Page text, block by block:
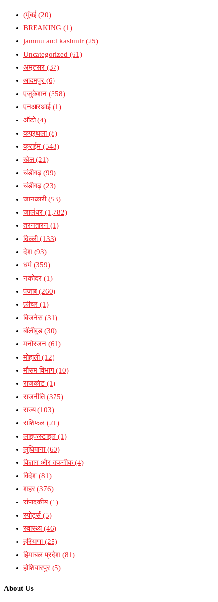
(मुंबई (20)
BREAKING (1)
jammu and kashmir (25)
Uncategorized (61)
अमृतसर (37)
आदमपुर (6)
एजुकेशन (358)
एनआरआई (1)
ऑटो(4)
कपूरथला(8)
क्राईम (548)
खेल (21)
चंडीगढ़(99)
चंडीगढ़(23)
जानकारी(53)
जालंधर (1,782)
तरनतारन (1)
दिल्ली(133)
देश (93)
धर्म (359)
नकोदर (1)
पंजाब(260)
फ़ीचर (1)
बिजनेस(31)
बॉलीवुड(30)
मनोरंजन (61)
मोहाली(12)
मौसम विभाग (10)
राजकोट (1)
राजनीति(375)
राज्य(103)
राशिफल (21)
लाइफस्टाइल (1)
लुधियाना(60)
विज्ञान और तकनीक(4)
विदेश (81)
शहर (376)
संपादकीय(1)
स्पोर्ट्स(5)
स्वास्थ्य(46)
हरियाणा(25)
हिमाचल प्रदेश (81)
होशियारपुर (5)
About Us